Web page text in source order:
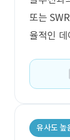
또는
율적인
유사도 높